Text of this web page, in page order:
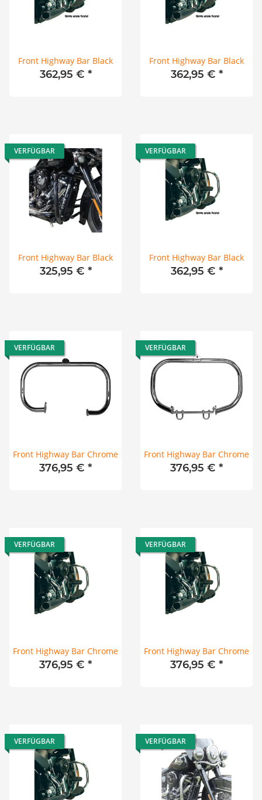
Front Highway Bar Black
362,95 € *
Front Highway Bar Black
362,95 € *
VERFÜGBAR
Front Highway Bar Black
325,95 € *
VERFÜGBAR
Front Highway Bar Black
362,95 € *
VERFÜGBAR
Front Highway Bar Chrome
376,95 € *
VERFÜGBAR
Front Highway Bar Chrome
376,95 € *
VERFÜGBAR
Front Highway Bar Chrome
376,95 € *
VERFÜGBAR
Front Highway Bar Chrome
376,95 € *
VERFÜGBAR VERFÜGBAR